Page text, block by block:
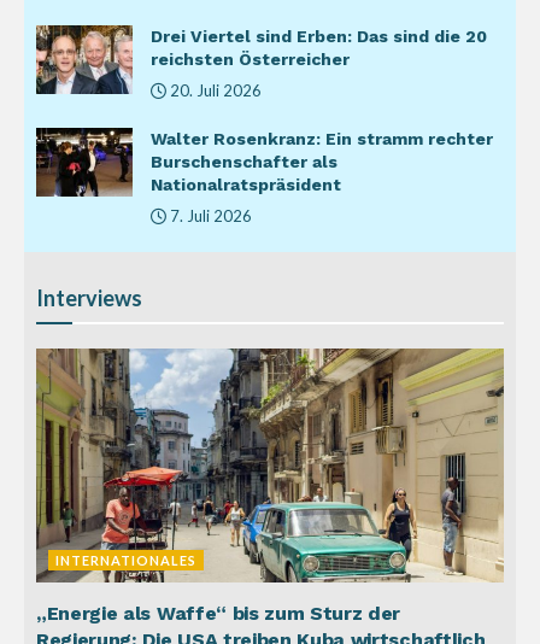
Drei Viertel sind Erben: Das sind die 20
reichsten Österreicher
20. Juli 2026
Walter Rosenkranz: Ein stramm rechter
Burschenschafter als
Nationalratspräsident
7. Juli 2026
Interviews
INTERNATIONALES
„Energie als Waffe“ bis zum Sturz der